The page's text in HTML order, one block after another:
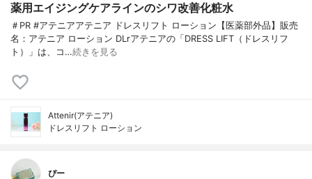
薬用エイジングケアラインのシワ改善化粧水
＃PR #アテニアアテニア ドレスリフト ローション【医薬部外品】販売
名：アテニア ローション DLrアテニアの「DRESS LIFT（ドレスリフ
ト）」は、コ…続きを見る
Attenir(アテニア)
ドレスリフト ローション
ぴー